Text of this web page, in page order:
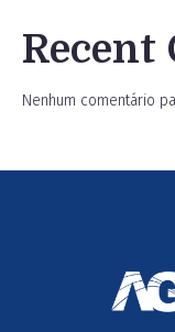
Recent
Nenhum comentário